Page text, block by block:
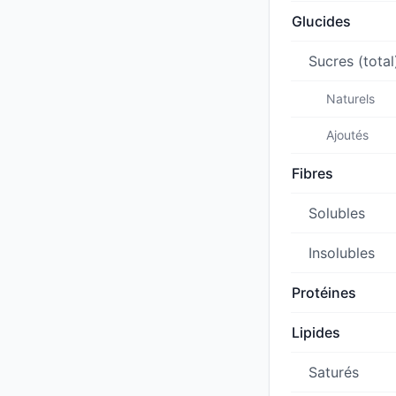
Glucides
Sucres
Naturels
Ajoutés
Fibres
Solubles
Insolubles
Protéines
Lipides
Saturés